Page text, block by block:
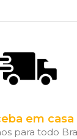
em casa
para todo